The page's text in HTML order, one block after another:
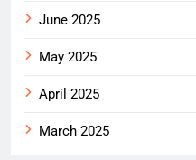
June 2025
May 2025
April 2025
March 2025